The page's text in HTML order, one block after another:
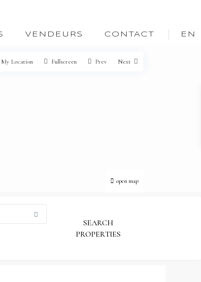
VENDEURS CONTACT EN
open map
My Location Fullscreen Prev Next